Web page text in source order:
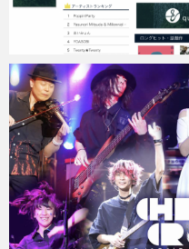
Micchan 2020年6月